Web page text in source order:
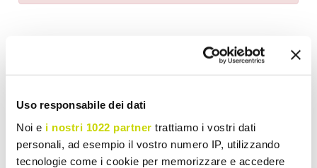
Uso responsabile dei dati
Noi e i nostri 1022 partner trattiamo i vostri dati
personali, ad esempio il vostro numero IP, utilizzando
tecnologie come i cookie per memorizzare e accedere
Wish List Write your review Print
Share